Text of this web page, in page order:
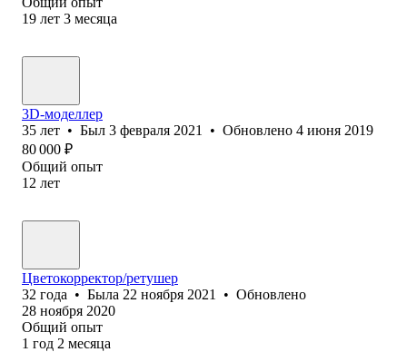
19 лет 3 месяца
3D-моделлер
35 лет • Был 3 февраля 2021 • Обновлено 4 июня 2019
80 000 ₽
Общий опыт
12 лет
Цветокорректор/ретушер
32 года • Была 22 ноября 2021 • Обновлено
28 ноября 2020
Общий опыт
1 год 2 месяца